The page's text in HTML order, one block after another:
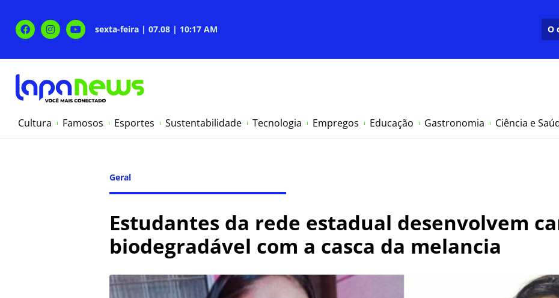
sexta-feira | 07.08 | 10:17 AM
Cultura Famosos Esportes Sustentabilidade Tecnologia Empregos Educação Gastronomia Ciência e
Geral
Estudantes da rede estadual desenvolvem
biodegradável com a casca da melancia